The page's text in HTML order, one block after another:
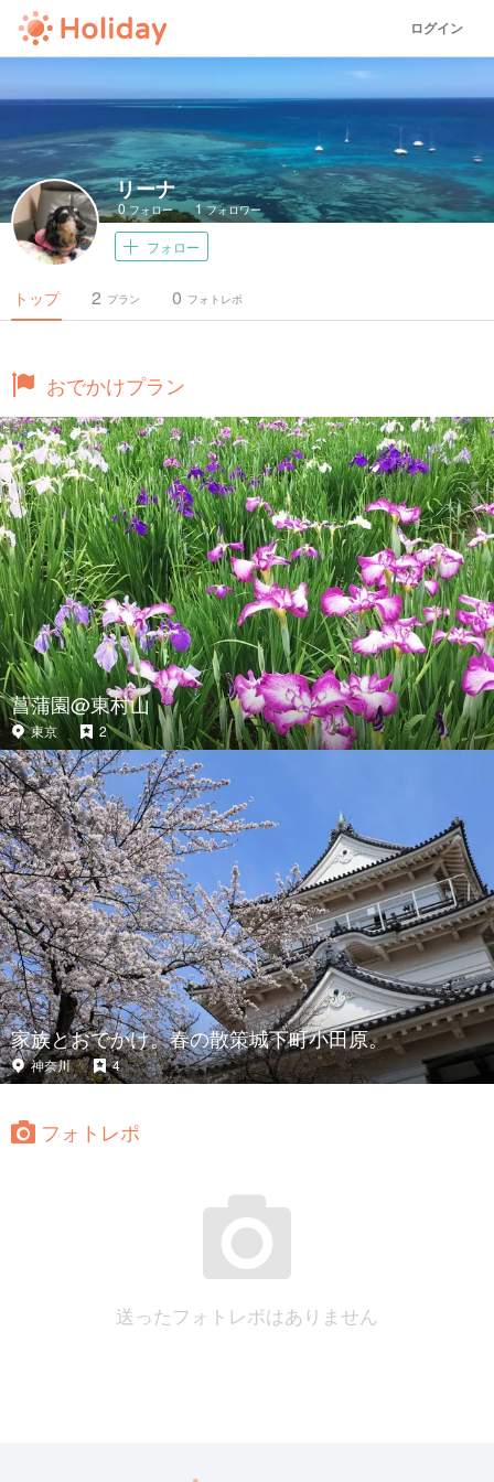
ログイン
リーナ
0フォロー 1フォロワー
フォロー
トップ プラン
2 フォトレポ
0
おでかけプラン
菖蒲園@東村山
東京 2
家族とおでかけ。春の散策城下町小田原。
神奈川 4
フォトレポ
送ったフォトレポはありません